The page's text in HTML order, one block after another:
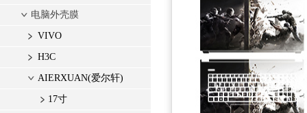
电脑外壳膜
VIVO
H3C
AIERXUAN(爱尔轩)
17寸